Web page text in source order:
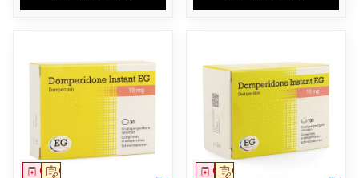
Op voorschrift
Geneesmiddel Op voorschrift
Geneesmiddel